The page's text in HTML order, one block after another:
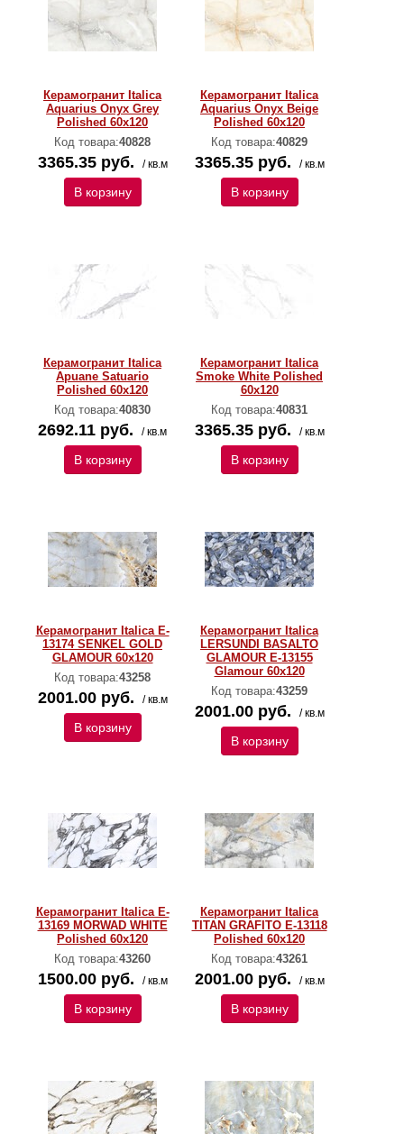
Керамогранит Italica
Aquarius Onyx Grey
Polished 60х120
Код товара:40828
3365.35 руб. / кв.м
В корзину
Керамогранит Italica
Aquarius Onyx Beige
Polished 60х120
Код товара:40829
3365.35 руб. / кв.м
В корзину
Керамогранит Italica
Apuane Satuario
Polished 60х120
Код товара:40830
2692.11 руб. / кв.м
В корзину
Керамогранит Italica
Smoke White Polished
60х120
Код товара:40831
3365.35 руб. / кв.м
В корзину
Керамогранит Italica E-
13174 SENKEL GOLD
GLAMOUR 60х120
Код товара:43258
2001.00 руб. / кв.м
В корзину
Керамогранит Italica
LERSUNDI BASALTO
GLAMOUR E-13155
Glamour 60х120
Код товара:43259
2001.00 руб. / кв.м
В корзину
Керамогранит Italica E-
13169 MORWAD WHITE
Polished 60х120
Код товара:43260
1500.00 руб. / кв.м
В корзину
Керамогранит Italica
TITAN GRAFITO E-13118
Polished 60х120
Код товара:43261
2001.00 руб. / кв.м
В корзину